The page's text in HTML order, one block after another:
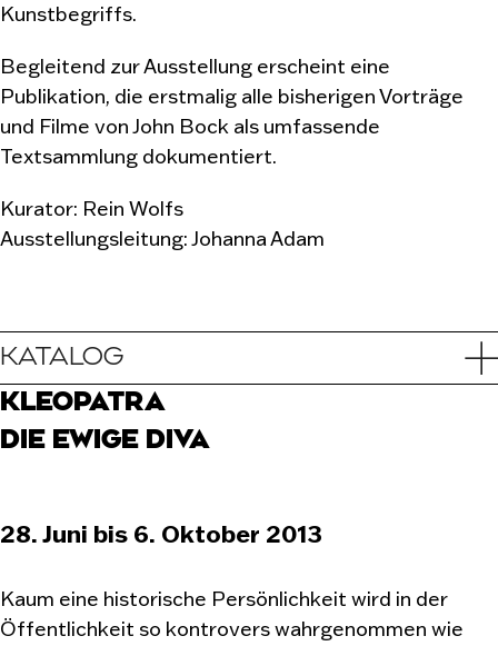
Kunstbegriffs.
Begleitend zur Ausstellung erscheint eine
Publikation, die erstmalig alle bisherigen Vorträge
und Filme von John Bock als umfassende
Textsammlung dokumentiert.
Kurator: Rein Wolfs
Ausstellungsleitung: Johanna Adam
KATALOG
KLEOPATRA
DIE EWIGE DIVA
28. Juni bis 6. Oktober 2013
Kaum eine historische Persönlichkeit wird in der
Öffentlichkeit so kontrovers wahrgenommen wie